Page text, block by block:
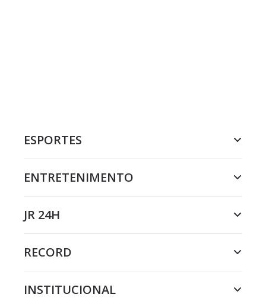
ESPORTES
ENTRETENIMENTO
JR 24H
RECORD
INSTITUCIONAL